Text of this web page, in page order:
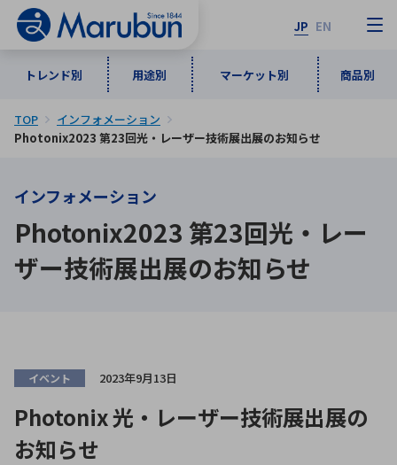
JP EN
トレンド別 用途別 マーケット別 商品別
トレンド別
インダストリアルDXソリューション
5G・Local 5G
ロボティクス（AI）
用途別
通信・ネットワーク
監視・セキュリティ
品質管理・検査
マーケット別
自動車 産業
民生 医療
商品別
半導体・電子部品 ソフトウェア
ICTソリューション 組立・ロボティクス
メーカ一覧
50音順
あ行 か行 さ行
た行
な行
は行 ま行
アルファベット順
A C
D
E
TOP
インフォメーション
Photonix2023 第23回光・レーザー技術展出展のお知らせ
インフォメーション
Photonix2023 第23回光・レー
ザー技術展出展のお知らせ
イベント 2023年9月13日
Photonix 光・レーザー技術展出展の
お知らせ